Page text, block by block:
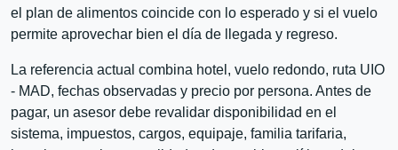
el plan de alimentos coincide con lo esperado y si el vuelo
permite aprovechar bien el día de llegada y regreso.
La referencia actual combina hotel, vuelo redondo, ruta UIO
- MAD, fechas observadas y precio por persona. Antes de
pagar, un asesor debe revalidar disponibilidad en el
sistema, impuestos, cargos, equipaje, familia tarifaria,